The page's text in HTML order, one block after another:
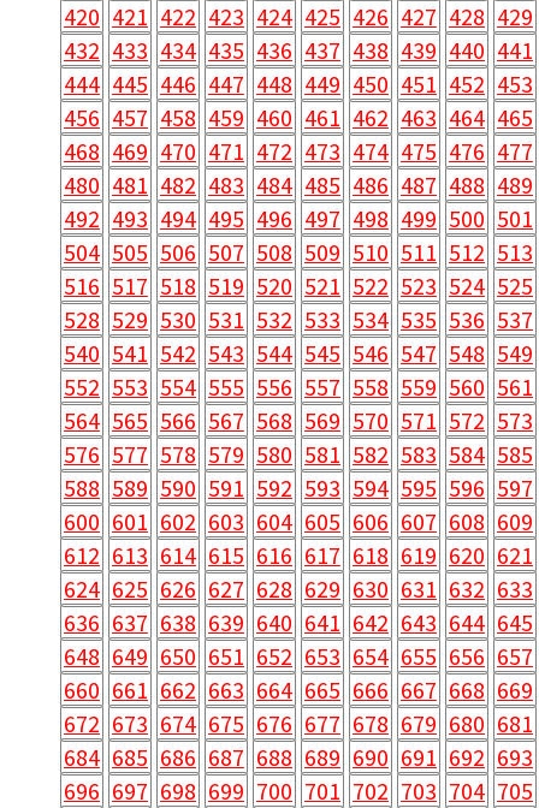
420 421 422 423 424 425 426 427 428 429
432 433 434 435 436 437 438 439 440 441
444 445 446 447 448 449 450 451 452 453
456 457 458 459 460 461 462 463 464 465
468 469 470 471 472 473 474 475 476 477
480 481 482 483 484 485 486 487 488 489
492 493 494 495 496 497 498 499 500 501
504 505 506 507 508 509 510 511 512 513
516 517 518 519 520 521 522 523 524 525
528 529 530 531 532 533 534 535 536 537
540 541 542 543 544 545 546 547 548 549
552 553 554 555 556 557 558 559 560 561
564 565 566 567 568 569 570 571 572 573
576 577 578 579 580 581 582 583 584 585
588 589 590 591 592 593 594 595 596 597
600 601 602 603 604 605 606 607 608 609
612 613 614 615 616 617 618 619 620 621
624 625 626 627 628 629 630 631 632 633
636 637 638 639 640 641 642 643 644 645
648 649 650 651 652 653 654 655 656 657
660 661 662 663 664 665 666 667 668 669
672 673 674 675 676 677 678 679 680 681
684 685 686 687 688 689 690 691 692 693
696 697 698 699 700 701 702 703 704 705